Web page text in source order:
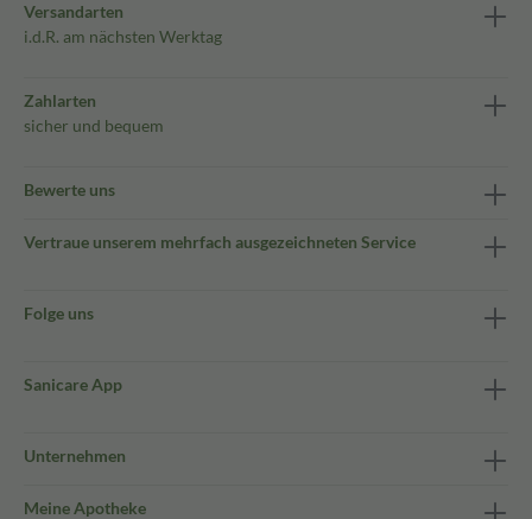
Versandarten
i.d.R. am nächsten Werktag
Zahlarten
sicher und bequem
Bewerte uns
Vertraue unserem mehrfach ausgezeichneten Service
Folge uns
Sanicare App
Unternehmen
Meine Apotheke